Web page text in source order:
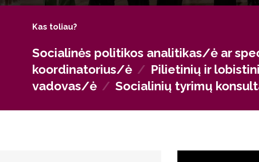
universitetuose.
Kas toliau?
Socialinės politikos analitikas/ė ar
koordinatorius/ė / Pilietinių ir
vadovas/ė / Socialinių tyrimų